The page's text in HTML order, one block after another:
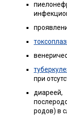
при
родов) в